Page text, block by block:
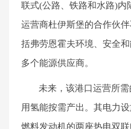
联式(公路、铁路和水路)内
运营商杜伊斯堡的合作伙
括弗劳恩霍夫环境、安全
多个能源供应商。
未来，该港口运营所
用氢能按需产出。其电力
燃料发动机的两座热电双